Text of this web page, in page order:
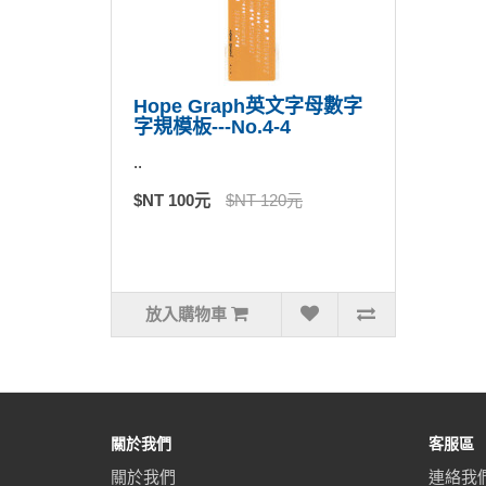
Hope Graph英文字母數字
字規模板---No.4-4
..
$NT 100元 $NT 120元
放入購物車
關於我們
關於我們
客服區
連絡我